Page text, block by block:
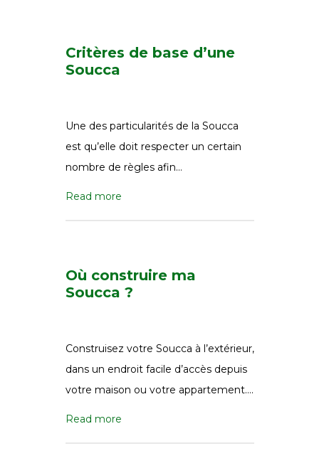
Critères de base d’une
Soucca
Une des particularités de la Soucca
est qu’elle doit respecter un certain
nombre de règles afin…
Read more
Où construire ma
Soucca ?
Construisez votre Soucca à l’extérieur,
dans un endroit facile d’accès depuis
votre maison ou votre appartement….
Read more